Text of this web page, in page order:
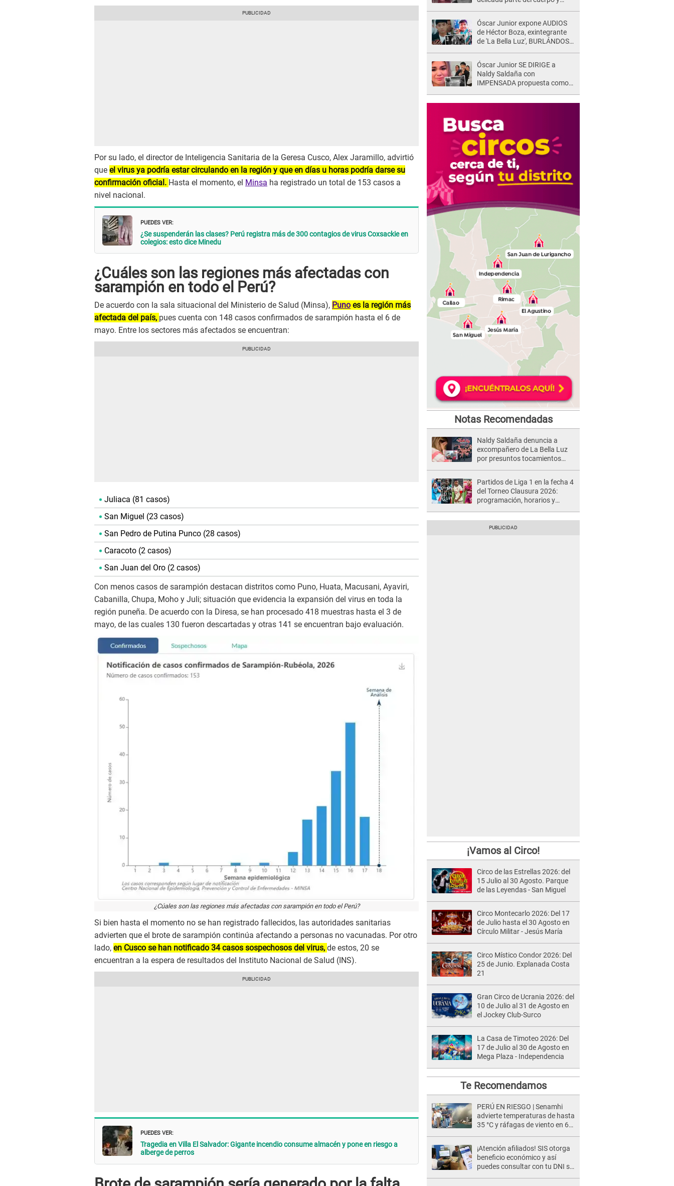
Por su lado, el director de Inteligencia Sanitaria de la Geresa Cusco, Alex Jaramillo, advirtió
que el virus ya podría estar circulando en la región y que en días u horas podría darse su
confirmación oficial. Hasta el momento, el Minsa ha registrado un total de 153 casos a
nivel nacional.
PUEDES VER:
¿Se suspenderán las clases? Perú registra más de 300 contagios de virus Coxsackie en
colegios: esto dice Minedu
¿Cuáles son las regiones más afectadas con
sarampión en todo el Perú?
De acuerdo con la sala situacional del Ministerio de Salud (Minsa), Puno es la región más
afectada del país, pues cuenta con 148 casos confirmados de sarampión hasta el 6 de
mayo. Entre los sectores más afectados se encuentran:
Juliaca (81 casos)
San Miguel (23 casos)
San Pedro de Putina Punco (28 casos)
Caracoto (2 casos)
San Juan del Oro (2 casos)
Con menos casos de sarampión destacan distritos como Puno, Huata, Macusani, Ayaviri,
Cabanilla, Chupa, Moho y Juli; situación que evidencia la expansión del virus en toda la
región puneña. De acuerdo con la Diresa, se han procesado 418 muestras hasta el 3 de
mayo, de las cuales 130 fueron descartadas y otras 141 se encuentran bajo evaluación.
¿Cúales son las regiones más afectadas con sarampión en todo el Perú?
Si bien hasta el momento no se han registrado fallecidos, las autoridades sanitarias
advierten que el brote de sarampión continúa afectando a personas no vacunadas. Por otro
lado, en Cusco se han notificado 34 casos sospechosos del virus, de estos, 20 se
encuentran a la espera de resultados del Instituto Nacional de Salud (INS).
PUEDES VER:
Tragedia en Villa El Salvador: Gigante incendio consume almacén y pone en riesgo a
alberge de perros
muy fuertes..."
Óscar Junior expone AUDIOS
de Héctor Boza, exintegrante
de 'La Bella Luz', BURLÁNDOSE
de maltrato: "Grábame..."
Óscar Junior SE DIRIGE a
Naldy Saldaña con
IMPENSADA propuesta como
Notas Recomendadas
Naldy Saldaña denuncia a
excompañero de La Bella Luz
por presuntos tocamientos
Partidos de Liga 1 en la fecha 4
del Torneo Clausura 2026:
programación, horarios y
¡Vamos al Circo!
Circo de las Estrellas 2026: del
15 Julio al 30 Agosto. Parque
de las Leyendas - San Miguel
Circo Montecarlo 2026: Del 17
de Julio hasta el 30 Agosto en
Círculo Militar - Jesús María
Circo Místico Condor 2026: Del
25 de Junio. Explanada Costa
21
Gran Circo de Ucrania 2026: del
10 de Julio al 31 de Agosto en
el Jockey Club-Surco
La Casa de Timoteo 2026: Del
17 de Julio al 30 de Agosto en
Mega Plaza - Independencia
Te Recomendamos
PERÚ EN RIESGO | Senamhi
advierte temperaturas de hasta
35 °C y ráfagas de viento en 6
¡Atención afiliados! SIS otorga
beneficio económico y así
puedes consultar con tu DNI si